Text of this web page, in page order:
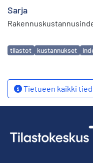
Sarja
Avainsanat
tilastot kustannukset
Tietueen kaikki